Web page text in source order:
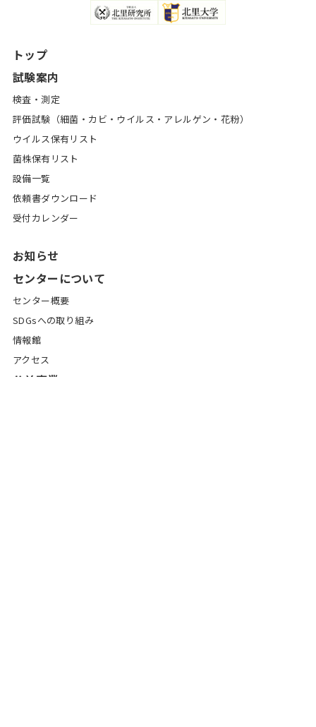
トップ
試験案内
検査・測定
評価試験（細菌・カビ・ウイルス・アレルゲン・花粉）
ウイルス保有リスト
菌株保有リスト
設備一覧
依頼書ダウンロード
受付カレンダー
お知らせ
センターについて
センター概要
SDGsへの取り組み
情報館
アクセス
公益事業